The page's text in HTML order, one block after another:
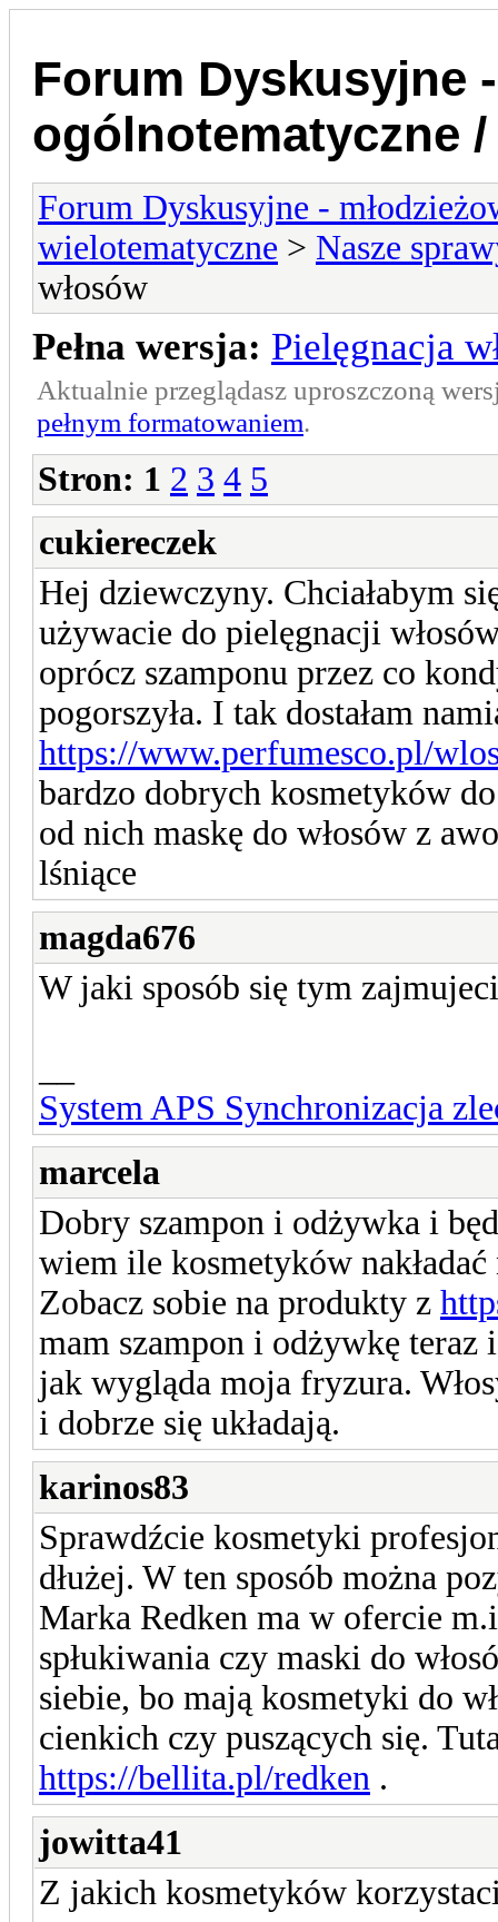
Forum Dyskusyjne
ogólnotematyczne
Forum Dyskusyjne -
wielotematyczne > Nasze
włosów
Pełna wersja: Pielęgnacja
Aktualnie przeglądasz uproszczoną
pełnym formatowaniem.
Stron: 1 2 3 4 5
cukiereczek
Hej dziewczyny. Chciałabym
używacie do pielęgnacji
oprócz szamponu przez co
pogorszyła. I tak dostałam
https://www.perfumesco.pl/
bardzo dobrych kosmetyków
od nich maskę do włosów z
lśniące
magda676
W jaki sposób się tym
System APS Synchronizacja
marcela
Dobry szampon i odżywka i
wiem ile kosmetyków nakładać
Zobacz sobie na produkty z
mam szampon i odżywkę teraz
jak wygląda moja fryzura.
i dobrze się układają.
karinos83
Sprawdźcie kosmetyki
dłużej. W ten sposób można
Marka Redken ma w ofercie
spłukiwania czy maski do
siebie, bo mają kosmetyki do
cienkich czy puszących się.
https://bellita.pl/redken .
jowitta41
Z jakich kosmetyków